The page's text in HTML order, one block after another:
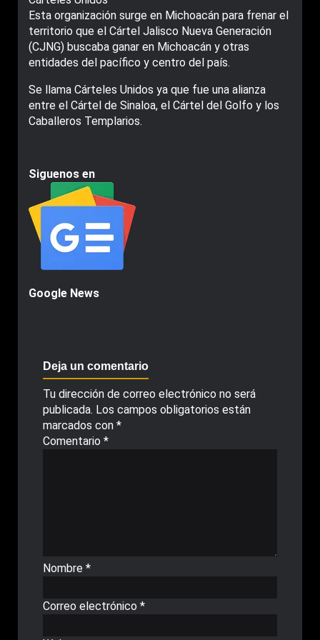
Esta organización surge en Michoacán para frenar el
territorio que el Cártel Jalisco Nueva Generación
(CJNG) buscaba ganar en Michoacán y otras
entidades del pacífico y centro del país.
Se llama Cárteles Unidos ya que fue una alianza
entre el Cártel de Sinaloa, el Cártel del Golfo y los
Caballeros Templarios.
Siguenos en
Google News
Deja un comentario
Tu dirección de correo electrónico no será
publicada. Los campos obligatorios están
marcados con *
Comentario *
Nombre *
Correo electrónico *